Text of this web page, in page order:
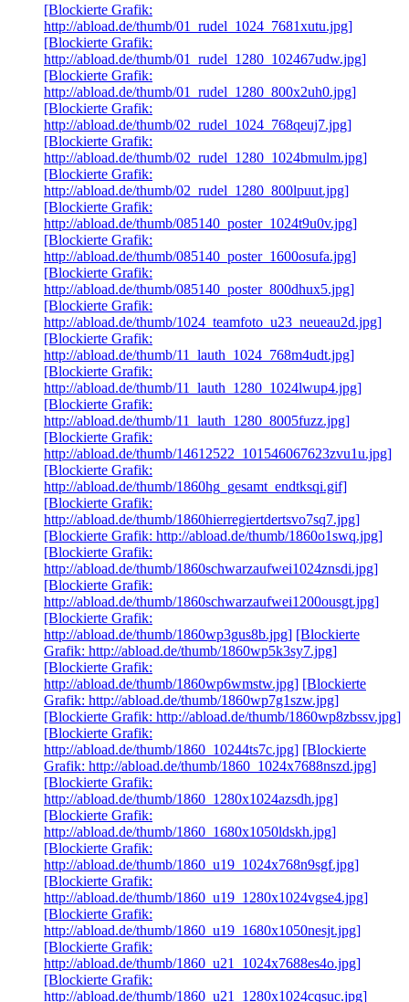
[Blockierte Grafik:
http://abload.de/thumb/01_rudel_1024_7681xutu.jpg]
[Blockierte Grafik:
http://abload.de/thumb/01_rudel_1280_102467udw.jpg]
[Blockierte Grafik:
http://abload.de/thumb/01_rudel_1280_800x2uh0.jpg]
[Blockierte Grafik:
http://abload.de/thumb/02_rudel_1024_768qeuj7.jpg]
[Blockierte Grafik:
http://abload.de/thumb/02_rudel_1280_1024bmulm.jpg]
[Blockierte Grafik:
http://abload.de/thumb/02_rudel_1280_800lpuut.jpg]
[Blockierte Grafik:
http://abload.de/thumb/085140_poster_1024t9u0v.jpg]
[Blockierte Grafik:
http://abload.de/thumb/085140_poster_1600osufa.jpg]
[Blockierte Grafik:
http://abload.de/thumb/085140_poster_800dhux5.jpg]
[Blockierte Grafik:
http://abload.de/thumb/1024_teamfoto_u23_neueau2d.jpg]
[Blockierte Grafik:
http://abload.de/thumb/11_lauth_1024_768m4udt.jpg]
[Blockierte Grafik:
http://abload.de/thumb/11_lauth_1280_1024lwup4.jpg]
[Blockierte Grafik:
http://abload.de/thumb/11_lauth_1280_8005fuzz.jpg]
[Blockierte Grafik:
http://abload.de/thumb/14612522_101546067623zvu1u.jpg]
[Blockierte Grafik:
http://abload.de/thumb/1860hg_gesamt_endtksqi.gif]
[Blockierte Grafik:
http://abload.de/thumb/1860hierregiertdertsvo7sq7.jpg]
[Blockierte Grafik: http://abload.de/thumb/1860o1swq.jpg]
[Blockierte Grafik:
http://abload.de/thumb/1860schwarzaufwei1024znsdi.jpg]
[Blockierte Grafik:
http://abload.de/thumb/1860schwarzaufwei1200ousgt.jpg]
[Blockierte Grafik:
http://abload.de/thumb/1860wp3gus8b.jpg] [Blockierte
Grafik: http://abload.de/thumb/1860wp5k3sy7.jpg]
[Blockierte Grafik:
http://abload.de/thumb/1860wp6wmstw.jpg] [Blockierte
Grafik: http://abload.de/thumb/1860wp7g1szw.jpg]
[Blockierte Grafik: http://abload.de/thumb/1860wp8zbssv.jpg]
[Blockierte Grafik:
http://abload.de/thumb/1860_10244ts7c.jpg] [Blockierte
Grafik: http://abload.de/thumb/1860_1024x7688nszd.jpg]
[Blockierte Grafik:
http://abload.de/thumb/1860_1280x1024azsdh.jpg]
[Blockierte Grafik:
http://abload.de/thumb/1860_1680x1050ldskh.jpg]
[Blockierte Grafik:
http://abload.de/thumb/1860_u19_1024x768n9sgf.jpg]
[Blockierte Grafik:
http://abload.de/thumb/1860_u19_1280x1024vgse4.jpg]
[Blockierte Grafik:
http://abload.de/thumb/1860_u19_1680x1050nesjt.jpg]
[Blockierte Grafik:
http://abload.de/thumb/1860_u21_1024x7688es4o.jpg]
[Blockierte Grafik:
http://abload.de/thumb/1860_u21_1280x1024cqsuc.jpg]